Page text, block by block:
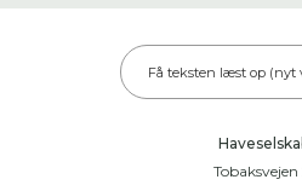
Få teksten læst op (nyt